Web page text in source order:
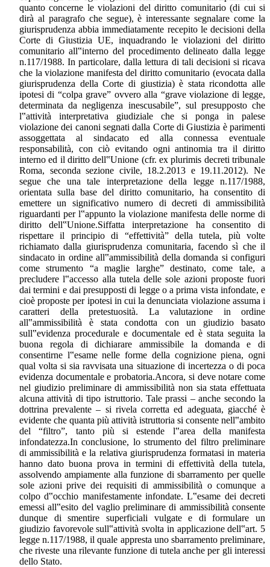
quanto concerne le violazioni del diritto comunitario (di cui si
dirà al paragrafo che segue), è interessante segnalare come la
giurisprudenza abbia immediatamente recepito le decisioni della
Corte di Giustizia UE, inquadrando le violazioni del diritto
comunitario all‟interno del procedimento delineato dalla legge
n.117/1988. In particolare, dalla lettura di tali decisioni si ricava
che la violazione manifesta del diritto comunitario (evocata dalla
giurisprudenza della Corte di giustizia) è stata ricondotta alle
ipotesi di “colpa grave” ovvero alla “grave violazione di legge,
determinata da negligenza inescusabile”, sul presupposto che
l‟attività interpretativa giudiziale che si ponga in palese
violazione dei canoni segnati dalla Corte di Giustizia è parimenti
assoggettata al sindacato ed alla connessa eventuale
responsabilità, con ciò evitando ogni antinomia tra il diritto
interno ed il diritto dell‟Unione (cfr. ex plurimis decreti tribunale
Roma, seconda sezione civile, 18.2.2013 e 19.11.2012). Ne
segue che una tale interpretazione della legge n.117/1988,
orientata sulla base del diritto comunitario, ha consentito di
emettere un significativo numero di decreti di ammissibilità
riguardanti per l‟appunto la violazione manifesta delle norme di
diritto dell‟Unione.Siffatta interpretazione ha consentito di
rispettare il principio di “effettività” della tutela, più volte
richiamato dalla giurisprudenza comunitaria, facendo sì che il
sindacato in ordine all‟ammissibilità della domanda si configuri
come strumento “a maglie larghe” destinato, come tale, a
precludere l‟accesso alla tutela delle sole azioni proposte fuori
dai termini e dai presupposti di legge o a prima vista infondate, e
cioè proposte per ipotesi in cui la denunciata violazione assuma i
caratteri della pretestuosità. La valutazione in ordine
all‟ammissibilità è stata condotta con un giudizio basato
sull‟evidenza procedurale e documentale ed è stata seguita la
buona regola di dichiarare ammissibile la domanda e di
consentirne l‟esame nelle forme della cognizione piena, ogni
qual volta si sia ravvisata una situazione di incertezza o di poca
evidenza documentale e probatoria.Ancora, si deve notare come
nel giudizio preliminare di ammissibilità non sia stata effettuata
alcuna attività di tipo istruttorio. Tale prassi – anche secondo la
dottrina prevalente – si rivela corretta ed adeguata, giacché è
evidente che quanta più attività istruttoria si consente nell‟ambito
del “filtro”, tanto più si estende l‟area della manifesta
infondatezza.In conclusione, lo strumento del filtro preliminare
di ammissibilità e la relativa giurisprudenza formatasi in materia
hanno dato buona prova in termini di effettività della tutela,
assolvendo ampiamente alla funzione di sbarramento per quelle
sole azioni prive dei requisiti di ammissibilità o comunque a
colpo d‟occhio manifestamente infondate. L‟esame dei decreti
emessi all‟esito del vaglio preliminare di ammissibilità consente
dunque di smentire superficiali vulgate e di formulare un
giudizio favorevole sull‟attività svolta in applicazione dell‟art. 5
legge n.117/1988, il quale appresta uno sbarramento preliminare,
che riveste una rilevante funzione di tutela anche per gli interessi
dello Stato.